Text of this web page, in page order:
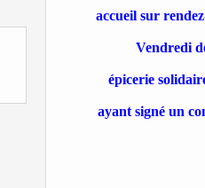
accueil sur
Vendredi
épicerie
ayant signé un